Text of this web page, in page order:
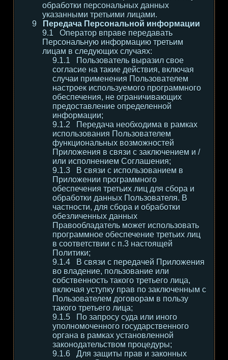
обработки персональных данных
указанными третьими лицами.
Передача Персональной информации
Оператор вправе передавать
Персональную информацию третьим
лицам в следующих случаях:
Пользователь выразил свое
согласие на такие действия, включая
случаи применения Пользователем
настроек используемого программного
обеспечения, не ограничивающих
предоставление определенной
информации;
Передача необходима в рамках
использования Пользователем
функциональных возможностей
Приложения в связи с заключением и /
или исполнением Соглашения;
В связи с использованием в
Приложении программного
обеспечения третьих лиц для сбора и
обработки данных Пользователя. В
частности, для сбора и обработки
обезличенных данных
Правообладатель может использовать
программное обеспечение третьих лиц
в соответствии с п.3 настоящей
Политики;
В связи с передачей Приложения
во владение, пользование или
собственность такого третьего лица,
включая уступку прав по заключенным с
Пользователем договорам в пользу
такого третьего лица;
По запросу суда или иного
уполномоченного государственного
органа в рамках установленной
законодательством процедуры;
Для защиты прав и законных